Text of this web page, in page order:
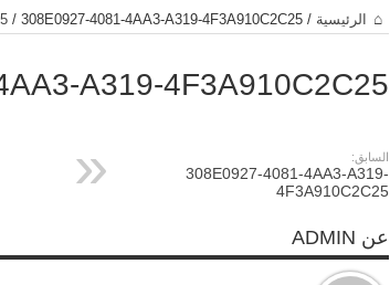
الرئيسية /
/ 308E0927-4081-4AA3-A319-4F3A910C2C25
A319-4F3A910C2C25
السابق:
308E0927-4081-4AA3-A319-
4F3A910C2C25
عن ADMIN